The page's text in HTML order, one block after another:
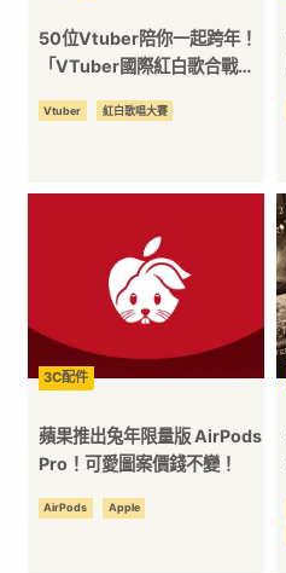
訊
平
台
50位Vtuber陪你一起跨年！
「VTuber國際紅白歌合戰
Vtuber 紅白歌唱大賽
3C配件
蘋果推出兔年限量版 AirPods
Pro！可愛圖案價錢不變！
AirPods Apple